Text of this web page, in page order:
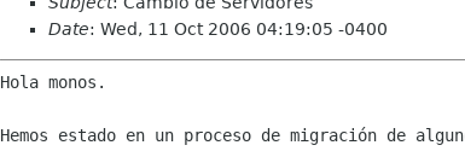
Date: Wed, 11 Oct 2006 04:19:05 -0400
Hola monos.
Hemos estado en un proceso de migración de